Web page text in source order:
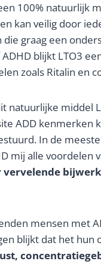
100% natuurlijk
kan veilig door
graag een
blijkt LTO3
zoals Ritalin en
natuurlijke middel
ADD kenmerken
In de meeste
mij alle voordelen
vervelende
mensen met
blijkt dat het hun